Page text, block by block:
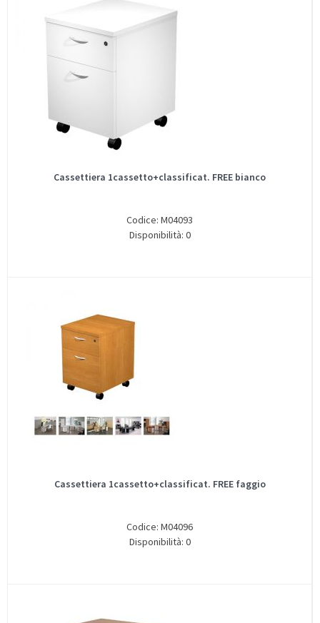
Cassettiera 1cassetto+classificat. FREE bianco
Codice: M04093
Disponibilità: 0
Cassettiera 1cassetto+classificat. FREE faggio
Codice: M04096
Disponibilità: 0